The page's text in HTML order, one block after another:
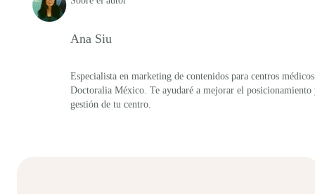
Ana Siu
Especialista en marketing de contenidos para centros
Doctoralia México. Te ayudaré a mejorar el posicionamiento
gestión de tu centro.